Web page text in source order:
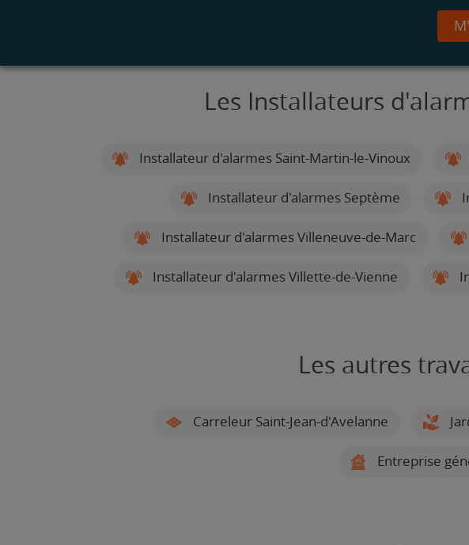
Les Installateurs
Installateur d'alarmes Saint-Martin-le-Vinoux
Installateur d'alarmes Septème
Installateur d'alarmes Villeneuve-de-Marc
Installateur d'alarmes Villette-de-Vienne
Les autres
Carreleur Saint-Jean-d'Avelanne
Entreprise